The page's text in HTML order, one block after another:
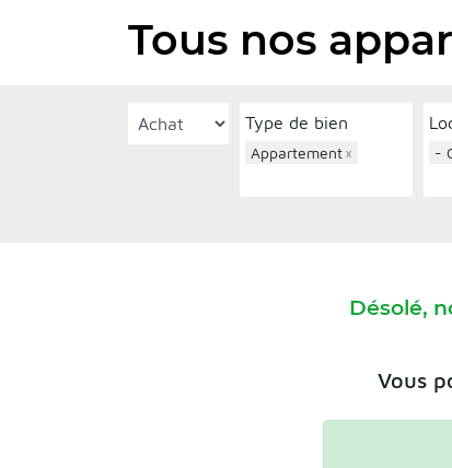
Tous nos
Type de bien
×
Appartement -
Désolé,
Vous